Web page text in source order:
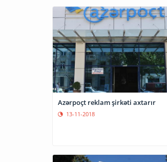
Azərpoçt reklam şirkəti axtarır
13-11-2018